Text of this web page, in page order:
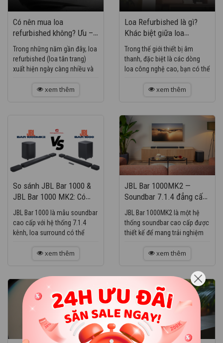
Có nên mua loa
refurbished không? Ưu –
nhược điểm chi tiết
Trong những năm gần đây, loa
refurbished (loa tân trang)
xuất hiện ngày càng nhiều và
người yêu âm nhạc. Tuy nhiên,
xem thêm
Loa Refurbished là gì?
Khác biệt giữa loa
refurbished, loa mới và
loa cũ second-hand
Trong thế giới thiết bị âm
thanh, đặc biệt là các dòng
loa công nghệ cao, bạn có thể
loa mới (brand new), loa
xem thêm
So sánh JBL Bar 1000 &
JBL Bar 1000 MK2: Có
nên nâng cấp?
JBL Bar 1000 là mẫu soundbar
cao cấp với hệ thống 7.1.4
kênh, loa surround có thể
dây 10 inch, hỗ trợ Dolby
xem thêm
JBL Bar 1000MK2 —
Soundbar 7.1.4 đẳng cấp
với loa surround rời & sub
10″ mạnh mẽ
JBL Bar 1000MK2 là một hệ
thống soundbar cao cấp được
thiết kế để mang trải nghiệm
chính ngôi nhà bạn. Với cấu
xem thêm